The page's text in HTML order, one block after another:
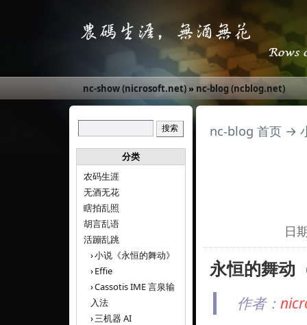
nc-show (nicrosoft.net)» nc-blog (ncblog.net)
分类
农码生涯
无酒无花
瞎拍乱照
胡言乱语
活蹦乱跳
小说《永恒的舞动》
Effie
Cassotis IME 言泉输
入法
三机器 AI
nc-blog 首页 →
日
永恒的舞
作者：